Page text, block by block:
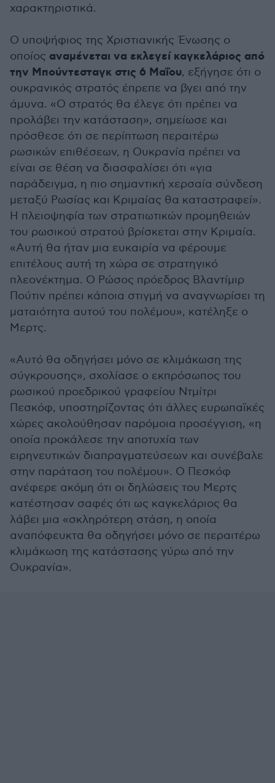
χαρακτηριστικά.
Ο υποψήφιος της Χριστιανικής Ένωσης ο
οποίος αναμένεται να εκλεγεί καγκελάριος από
την Μπούντεσταγκ στις 6 Μαΐου, εξήγησε ότι ο
ουκρανικός στρατός έπρεπε να βγει από την
άμυνα. «Ο στρατός θα έλεγε ότι πρέπει να
προλάβει την κατάσταση», σημείωσε και
πρόσθεσε ότι σε περίπτωση περαιτέρω
ρωσικών επιθέσεων, η Ουκρανία πρέπει να
είναι σε θέση να διασφαλίσει ότι «για
παράδειγμα, η πιο σημαντική χερσαία σύνδεση
μεταξύ Ρωσίας και Κριμαίας θα καταστραφεί».
Η πλειοψηφία των στρατιωτικών προμηθειών
του ρωσικού στρατού βρίσκεται στην Κριμαία.
«Αυτή θα ήταν μια ευκαιρία να φέρουμε
επιτέλους αυτή τη χώρα σε στρατηγικό
πλεονέκτημα. Ο Ρώσος πρόεδρος Βλαντίμιρ
Πούτιν πρέπει κάποια στιγμή να αναγνωρίσει τη
ματαιότητα αυτού του πολέμου», κατέληξε ο
Μερτς.
«Αυτό θα οδηγήσει μόνο σε κλιμάκωση της
σύγκρουσης», σχολίασε ο εκπρόσωπος του
ρωσικού προεδρικού γραφείου Ντμίτρι
Πεσκόφ, υποστηρίζοντας ότι άλλες ευρωπαϊκές
χώρες ακολούθησαν παρόμοια προσέγγιση, «η
οποία προκάλεσε την αποτυχία των
ειρηνευτικών διαπραγματεύσεων και συνέβαλε
στην παράταση του πολέμου». Ο Πεσκόφ
ανέφερε ακόμη ότι οι δηλώσεις του Μερτς
κατέστησαν σαφές ότι ως καγκελάριος θα
λάβει μια «σκληρότερη στάση, η οποία
αναπόφευκτα θα οδηγήσει μόνο σε περαιτέρω
κλιμάκωση της κατάστασης γύρω από την
Ουκρανία».